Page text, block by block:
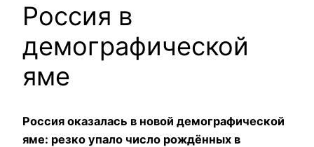
Россия в
демографической
яме
Россия оказалась в новой демографической
яме: резко упало число рождённых в